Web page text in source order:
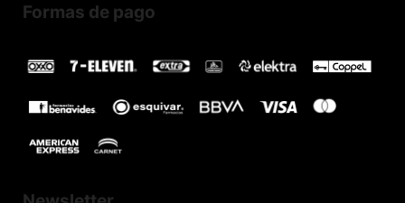
Formas de pago